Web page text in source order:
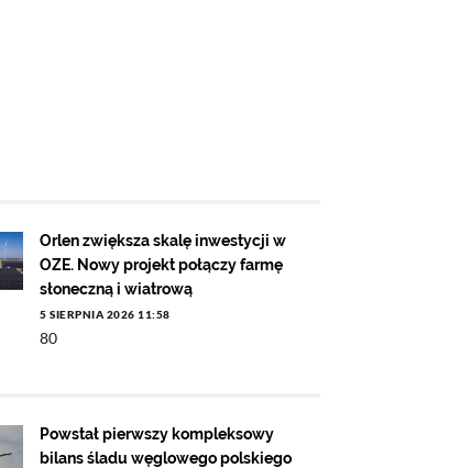
Orlen zwiększa skalę inwestycji w
OZE. Nowy projekt połączy farmę
słoneczną i wiatrową
5 SIERPNIA 2026 11:58
80
Powstał pierwszy kompleksowy
bilans śladu węglowego polskiego